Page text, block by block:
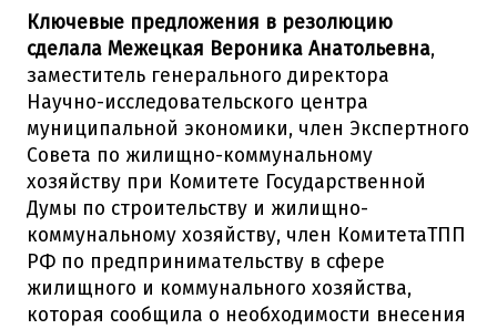
Ключевые предложения в резолюцию
сделала Межецкая Вероника Анатольевна,
заместитель генерального директора
Научно-исследовательского центра
муниципальной экономики, член Экспертного
Совета по жилищно-коммунальному
хозяйству при Комитете Государственной
Думы по строительству и жилищно-
коммунальному хозяйству, член КомитетаТПП
РФ по предпринимательству в сфере
жилищного и коммунального хозяйства,
которая сообщила о необходимости внесения